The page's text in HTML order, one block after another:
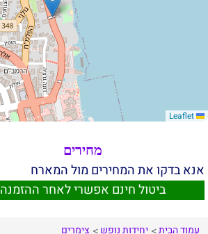
מחירים
אנא בדקו את המחירים מול המארח
ביטול חינם אפשרי לאחר ההזמנה
עמוד הבית יחידות נופש
צימרים